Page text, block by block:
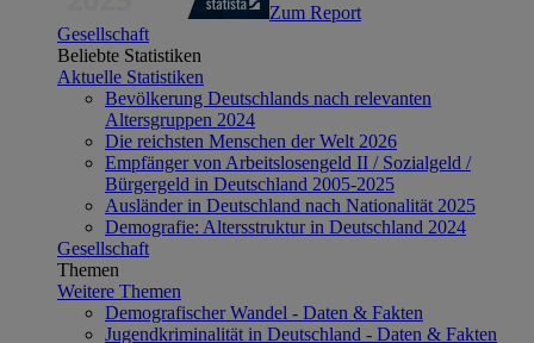
Zum Report
Gesellschaft
Beliebte Statistiken
Aktuelle Statistiken
Bevölkerung Deutschlands nach relevanten
Altersgruppen 2024
Die reichsten Menschen der Welt 2026
Empfänger von Arbeitslosengeld II / Sozialgeld /
Bürgergeld in Deutschland 2005-2025
Ausländer in Deutschland nach Nationalität 2025
Demografie: Altersstruktur in Deutschland 2024
Gesellschaft
Themen
Weitere Themen
Demografischer Wandel - Daten & Fakten
Jugendkriminalität in Deutschland - Daten & Fakten